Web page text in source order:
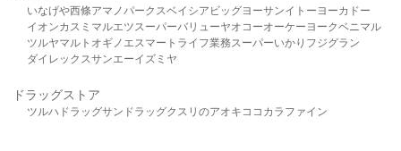
いなげや西條アマノパークスベイシア ビッグヨーサンイトーヨーカドー
イオンカスミ マルエツスーパーバリューヤオコーオーケー ヨークベニマル
ツルヤマルト オギノ エスマート ライフ業務スーパーいかり フジグラン
ダイレックスサンエーイズミヤ
ドラッグストア
ツルハドラッグサンドラッグクスリのアオキ ココカラファイン